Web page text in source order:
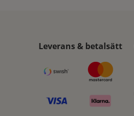
Leverans & betalsätt